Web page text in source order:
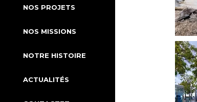
NOS PROJETS
NOS MISSIONS
NOTRE HISTOIRE
ACTUALITÉS